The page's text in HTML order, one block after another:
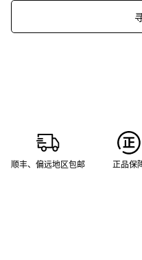
顺丰、偏远地区包邮 正品保